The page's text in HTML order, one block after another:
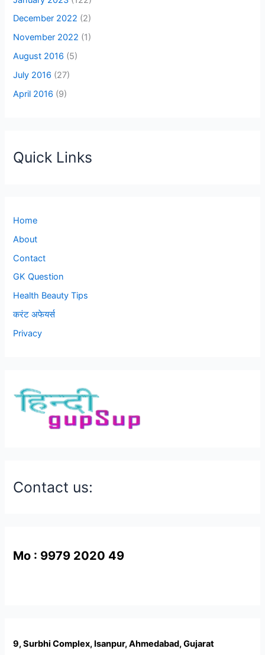
December 2022 (2)
November 2022 (1)
August 2016 (5)
July 2016 (27)
April 2016 (9)
Quick Links
Home
About
Contact
GK Question
Health Beauty Tips
करंट अफेयर्स
Privacy
Contact us:
Mo : 9979 2020 49
9, Surbhi Complex, Isanpur, Ahmedabad, Gujarat